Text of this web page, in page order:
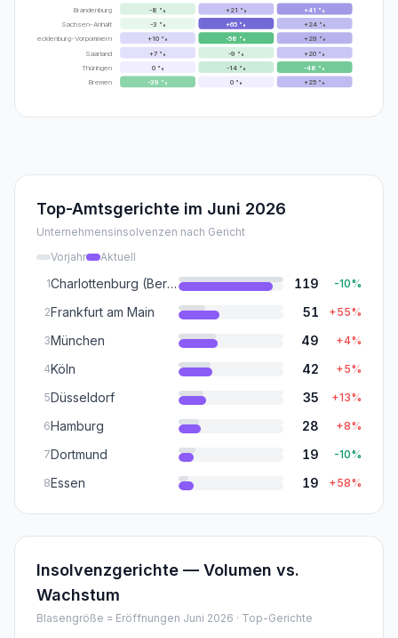
-8 % +21 % +41 %
-3 % +65 % +24%
+10 % -58 % +29 %
+7 % -9 % +20 %
0% -14% -48 %
-39 % 0% +25 %
Brandenburg
Sachsen-Anhalt
Mecklenburg-Vorpommern
Saarland
Thüringen
Bremen
Top-Amtsgerichte im Juni 2026
Unternehmensinsolvenzen nach Gericht
Vorjahr
Aktuell
1
Charlottenburg (Berlin) 119 -10%
2Frankfurt am Main 51 +55%
3München 49 +4%
4Köln 42 +5%
5Düsseldorf 35 +13%
6Hamburg 28 +8%
7Dortmund 19 -10%
8Essen 19 +58%
Insolvenzgerichte — Volumen vs.
Wachstum
Blasengröße = Eröffnungen Juni 2026 · Top-Gerichte